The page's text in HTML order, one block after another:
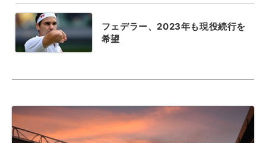
フェデラー、2023年も現役続行を
希望